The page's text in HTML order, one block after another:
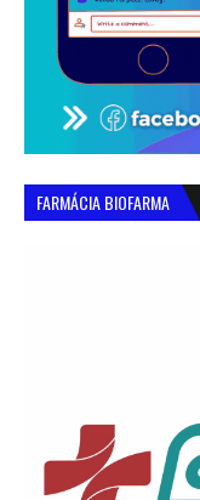
FARMÁCIA BIOFARMA